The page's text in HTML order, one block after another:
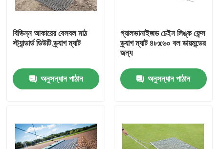
বাড়ি
বিভিন্ন আকারের বেসবল মাঠ
স্ট্যান্ডার্ড ডিউটি ড্র্যাগ ম্যাট
অনুসন্ধান পাঠান
গ্যালভানাইজড চেইন লিঙ্ক ফেন্স
ড্র্যাগ ম্যাট ৪৮x৬০ বল ডায়মন্ডের
জন্য
অনুসন্ধান পাঠান